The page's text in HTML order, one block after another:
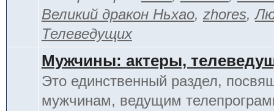
Великий дракон Ньхао, zhores,
Телеведущих
Мужчины: актеры,
Это единственный раздел,
мужчинам, ведущим